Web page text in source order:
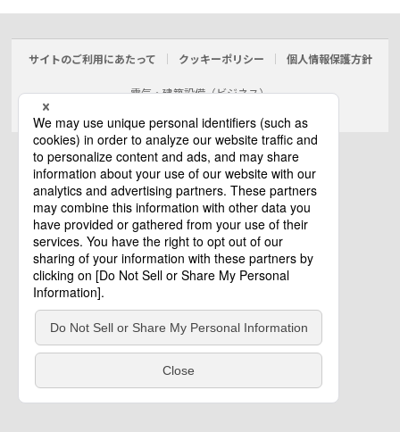
サイトのご利用にあたって クッキーポリシー 個人情報保護方針
電気・建築設備（ビジネス）